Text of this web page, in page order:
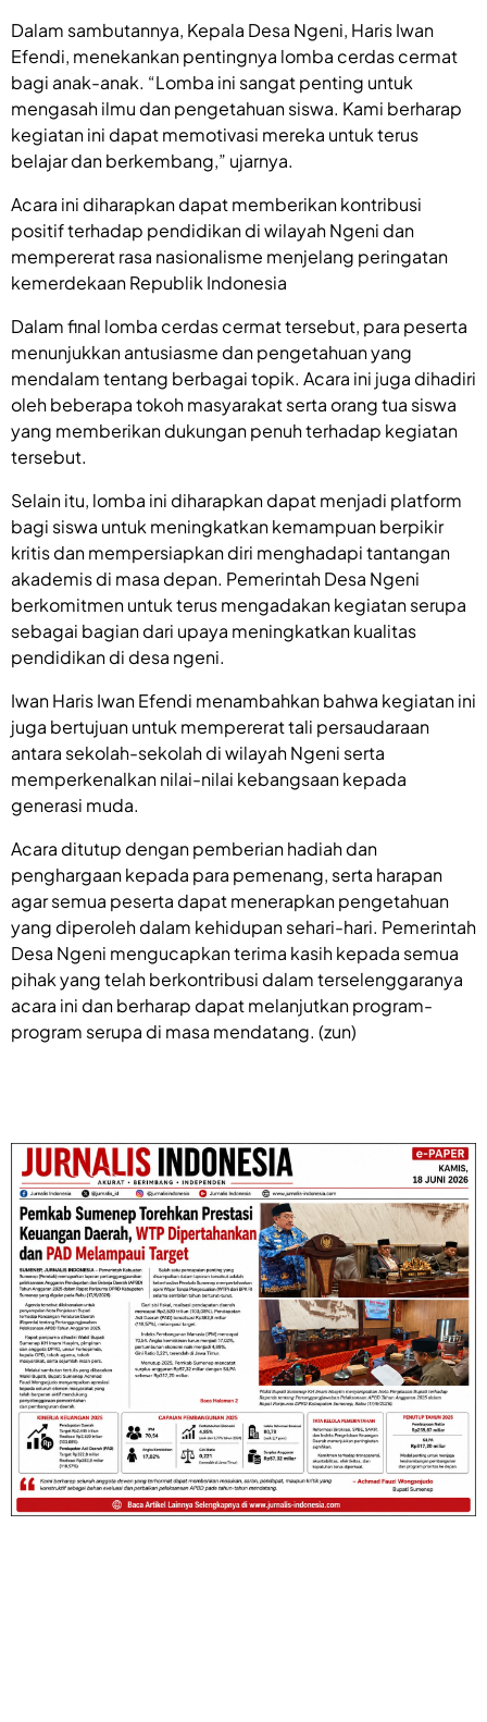
Dalam sambutannya, Kepala Desa Ngeni, Haris Iwan
Efendi, menekankan pentingnya lomba cerdas cermat
bagi anak-anak. “Lomba ini sangat penting untuk
mengasah ilmu dan pengetahuan siswa. Kami berharap
kegiatan ini dapat memotivasi mereka untuk terus
belajar dan berkembang,” ujarnya.
Acara ini diharapkan dapat memberikan kontribusi
positif terhadap pendidikan di wilayah Ngeni dan
mempererat rasa nasionalisme menjelang peringatan
kemerdekaan Republik Indonesia
Dalam final lomba cerdas cermat tersebut, para peserta
menunjukkan antusiasme dan pengetahuan yang
mendalam tentang berbagai topik. Acara ini juga dihadiri
oleh beberapa tokoh masyarakat serta orang tua siswa
yang memberikan dukungan penuh terhadap kegiatan
tersebut.
Selain itu, lomba ini diharapkan dapat menjadi platform
bagi siswa untuk meningkatkan kemampuan berpikir
kritis dan mempersiapkan diri menghadapi tantangan
akademis di masa depan. Pemerintah Desa Ngeni
berkomitmen untuk terus mengadakan kegiatan serupa
sebagai bagian dari upaya meningkatkan kualitas
pendidikan di desa ngeni.
Iwan Haris Iwan Efendi menambahkan bahwa kegiatan ini
juga bertujuan untuk mempererat tali persaudaraan
antara sekolah-sekolah di wilayah Ngeni serta
memperkenalkan nilai-nilai kebangsaan kepada
generasi muda.
Acara ditutup dengan pemberian hadiah dan
penghargaan kepada para pemenang, serta harapan
agar semua peserta dapat menerapkan pengetahuan
yang diperoleh dalam kehidupan sehari-hari. Pemerintah
Desa Ngeni mengucapkan terima kasih kepada semua
pihak yang telah berkontribusi dalam terselenggaranya
acara ini dan berharap dapat melanjutkan program-
program serupa di masa mendatang. (zun)